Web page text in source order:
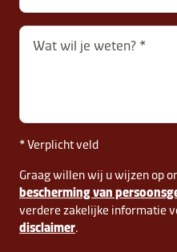
Wat wil je weten?
* Verplicht veld
Graag willen wij u wijzen op
bescherming van
verdere zakelijke informatie
disclaimer.